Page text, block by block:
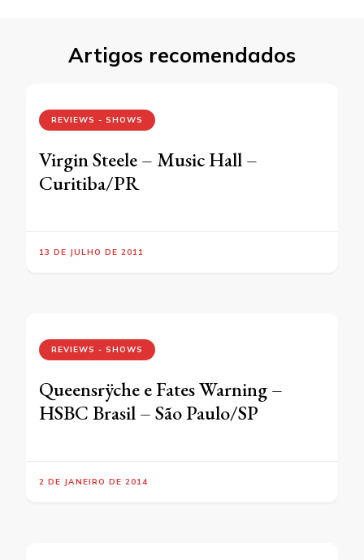
Artigos recomendados
REVIEWS - SHOWS
Virgin Steele – Music Hall –
Curitiba/PR
13 DE JULHO DE 2011
REVIEWS - SHOWS
Queensrÿche e Fates Warning –
HSBC Brasil – São Paulo/SP
2 DE JANEIRO DE 2014